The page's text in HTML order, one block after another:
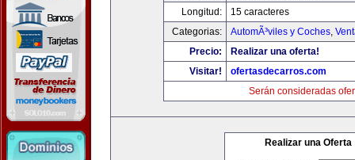
Longitud:
15 caracteres
Categorias:
AutomÃ³viles y Coches,
Precio:
Realizar una oferta!
Visitar!
ofertasdecarros.com
Serán consideradas
Realizar una Oferta